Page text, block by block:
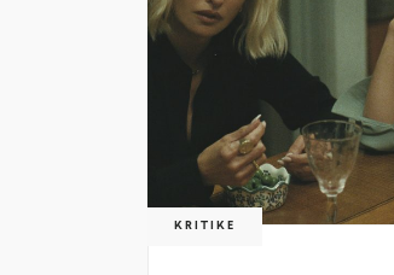
KRITIKE